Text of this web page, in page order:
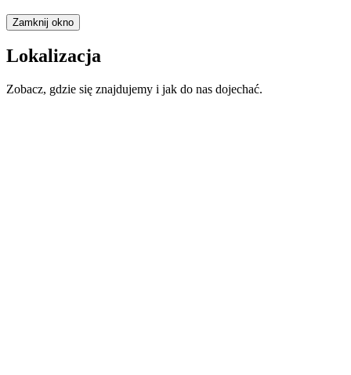
Zamknij okno
Lokalizacja
Zobacz, gdzie się znajdujemy i jak do nas dojechać.